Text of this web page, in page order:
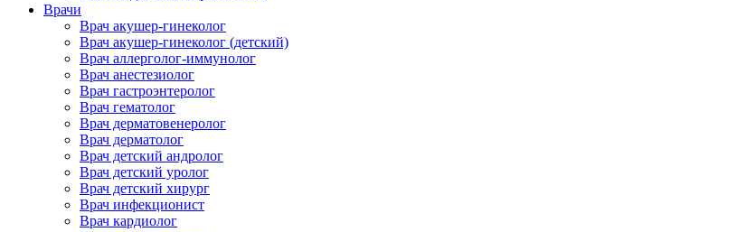
Врачи
Врач акушер-гинеколог
Врач акушер-гинеколог (детский)
Врач аллерголог-иммунолог
Врач анестезиолог
Врач гастроэнтеролог
Врач гематолог
Врач дерматовенеролог
Врач дерматолог
Врач детский андролог
Врач детский уролог
Врач детский хирург
Врач инфекционист
Врач кардиолог